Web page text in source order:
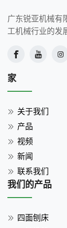
广东锐亚机械有
工机械行业的发
家
关于我们
产品
视频
新闻
联系我们
我们的产品
四面刨床